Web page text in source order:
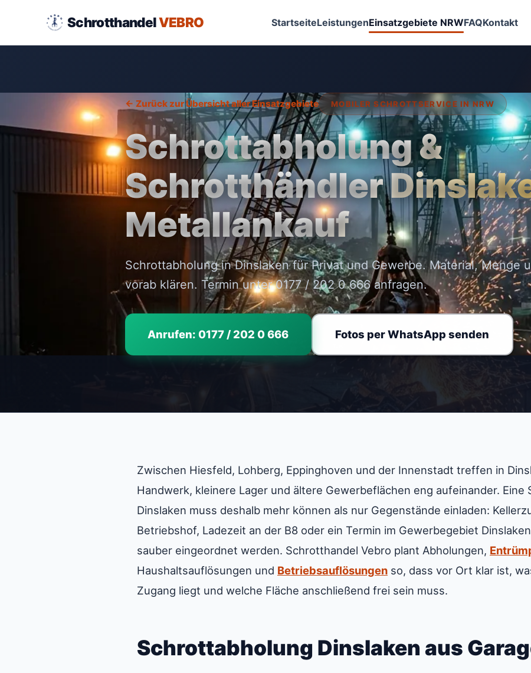
SchrotthandelVEBRO StartseiteLeistungenEinsatzgebiete NRWFAQKontakt
← Zurück zur Übersicht aller Einsatzgebiete MOBILER SCHROTTSERVICE IN NRW
Schrottabholung &
Schrotthändler
Metallankauf
Schrottabholung in Dinslaken für Privat und Gewerbe. Material, Menge
vorab klären. Termin unter 0177 / 202 0 666 anfragen.
Anrufen: 0177 / 202 0 666 Fotos per WhatsApp senden
Zwischen Hiesfeld, Lohberg, Eppinghoven und der Innenstadt treffen in
Handwerk, kleinere Lager und ältere Gewerbeflächen eng aufeinander. Eine
Dinslaken muss deshalb mehr können als nur Gegenstände einladen:
Betriebshof, Ladezeit an der B8 oder ein Termin im Gewerbegebiet
sauber eingeordnet werden. Schrotthandel Vebro plant Abholungen,
Haushaltsauflösungen und Betriebsauflösungen so, dass vor Ort klar ist,
Zugang liegt und welche Fläche anschließend frei sein muss.
Schrottabholung Dinslaken aus